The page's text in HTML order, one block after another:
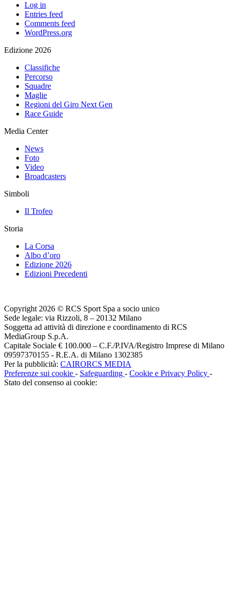
Log in
Entries feed
Comments feed
WordPress.org
Edizione 2026
Classifiche
Percorso
Squadre
Maglie
Regioni del Giro Next Gen
Race Guide
Media Center
News
Foto
Video
Broadcasters
Simboli
Il Trofeo
Storia
La Corsa
Albo d’oro
Edizione 2026
Edizioni Precedenti
Copyright 2026 © RCS Sport Spa a socio unico
Sede legale: via Rizzoli, 8 – 20132 Milano
Soggetta ad attività di direzione e coordinamento di RCS
MediaGroup S.p.A.
Capitale Sociale € 100.000 – C.F./P.IVA/Registro Imprese di Milano
09597370155 - R.E.A. di Milano 1302385
Per la pubblicità: CAIRORCS MEDIA
Preferenze sui cookie - Safeguarding - Cookie e Privacy Policy -
Stato del consenso ai cookie: